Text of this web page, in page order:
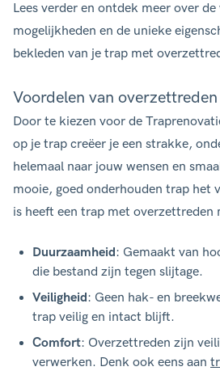
Lees verder en ontdek meer over
mogelijkheden en de unieke
bekleden van je trap met
Voordelen van
Door te kiezen voor de
op je trap creëer je een strakke,
helemaal naar jouw wensen en
mooie, goed onderhouden trap het
is heeft een trap met overzettreden
Duurzaamheid: Gemaakt van
die bestand zijn tegen slijtage.
Veiligheid: Geen hak- en
trap veilig en intact blijft.
Comfort: Overzettreden zijn
verwerken. Denk ook eens aan